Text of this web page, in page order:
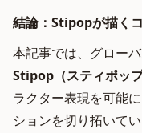
結論：Stipopが描く
本記事では、グロー
Stipop（スティポップ
ラクター表現を可能
ションを切り拓いて